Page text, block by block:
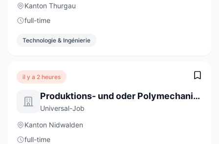
Kanton Thurgau
full-time
Technologie & Ingénierie
il y a 2 heures
Produktions- und oder Polymechaniker 100% (m/w/d)
Universal-Job
Kanton Nidwalden
full-time